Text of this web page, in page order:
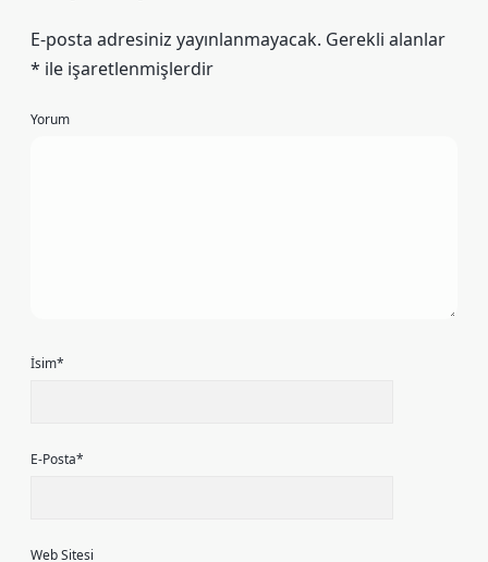
E-posta adresiniz yayınlanmayacak. Gerekli alanlar
* ile işaretlenmişlerdir
Yorum
İsim*
E-Posta*
Web Sitesi